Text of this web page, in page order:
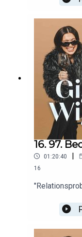
16. 97.
01:20:40 |
16